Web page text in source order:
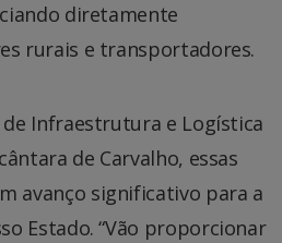
diretamente
rurais e transportadores.
Infraestrutura e Logística
de Carvalho, essas
avanço significativo para a
Estado. “Vão proporcionar